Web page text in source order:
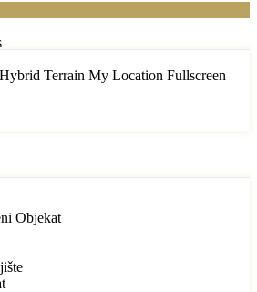
Hybrid Terrain My Location Fullscreen
Objekat